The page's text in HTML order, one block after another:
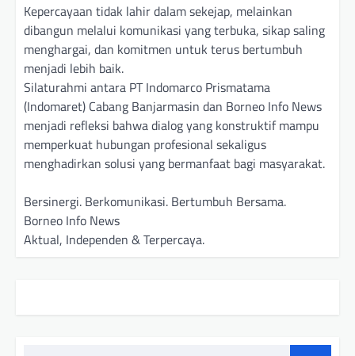
Kepercayaan tidak lahir dalam sekejap, melainkan
dibangun melalui komunikasi yang terbuka, sikap saling
menghargai, dan komitmen untuk terus bertumbuh
menjadi lebih baik.
Silaturahmi antara PT Indomarco Prismatama
(Indomaret) Cabang Banjarmasin dan Borneo Info News
menjadi refleksi bahwa dialog yang konstruktif mampu
memperkuat hubungan profesional sekaligus
menghadirkan solusi yang bermanfaat bagi masyarakat.
Bersinergi. Berkomunikasi. Bertumbuh Bersama.
Borneo Info News
Aktual, Independen & Terpercaya.